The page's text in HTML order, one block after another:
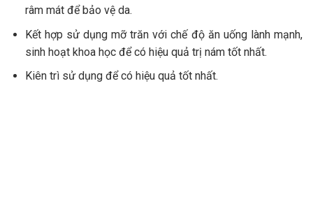
râm mát để bảo vệ da.
Kết hợp sử dụng mỡ trăn với chế độ ăn uống lành mạnh,
sinh hoạt khoa học để có hiệu quả trị nám tốt nhất.
Kiên trì sử dụng để có hiệu quả tốt nhất.